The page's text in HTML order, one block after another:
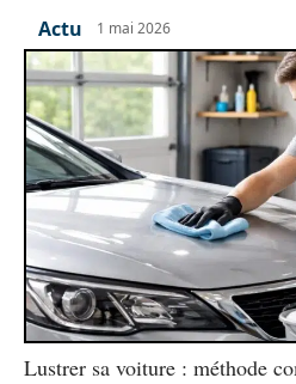
Actu 1 mai 2026
Lustrer sa voiture : méthode